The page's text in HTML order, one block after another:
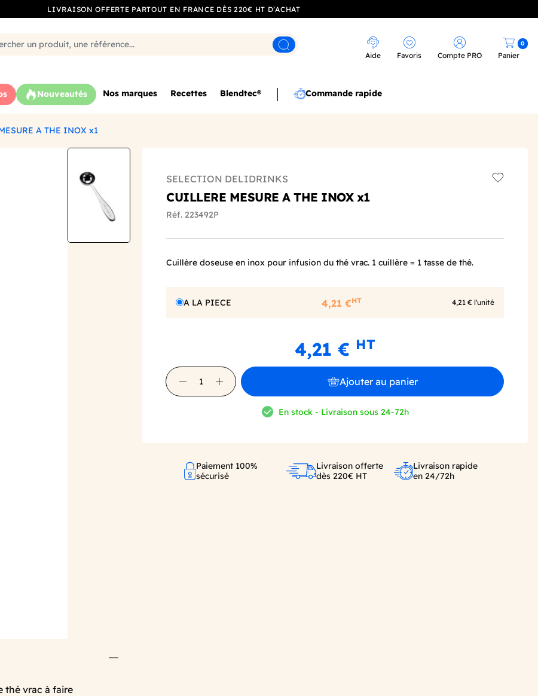
LIVRAISON OFFERTE PARTOUT EN FRANCE DÈS 220€ HT D’ACHAT
Rechercher
Aide Favoris Compte PRO Panier
0
Nouveautés Nos marques Recettes Blendtec® Commande rapide
A THE INOX x1
thé vrac à faire
SELECTION DELIDRINKS
CUILLERE MESURE A THE INOX x1
Réf. 223492P
Cuillère doseuse en inox pour infusion du thé vrac. 1 cuillère = 1 tasse de thé.
A LA PIECE 4,21 €HT 4,21 € l'unité
4,21 € HT
Ajouter au panier
En stock - Livraison sous 24-72h
Paiement 100%
sécurisé
Livraison offerte
dès 220€ HT
Livraison rapide
en 24/72h